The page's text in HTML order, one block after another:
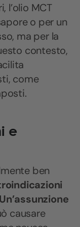
l’olio MCT
o per un
ma per la
contesto,
come
e
ben
Un’assunzione
causare